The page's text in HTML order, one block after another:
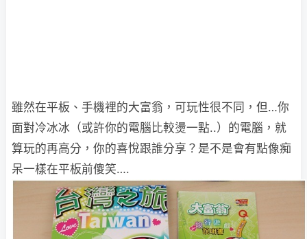
雖然在平板、手機裡的大富翁，可玩性很不同，但…你
面對冷冰冰（或許你的電腦比較燙一點..）的電腦，就
算玩的再高分，你的喜悅跟誰分享？是不是會有點像痴
呆一樣在平板前傻笑….